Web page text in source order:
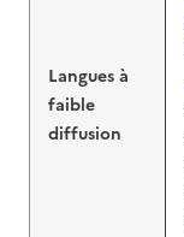
Langues à
faible
diffusion